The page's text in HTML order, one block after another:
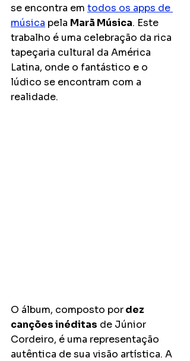
se encontra em todos os apps de
música pela Marã Música. Este
trabalho é uma celebração da rica
tapeçaria cultural da América
Latina, onde o fantástico e o
lúdico se encontram com a
realidade.
O álbum, composto por dez
canções inéditas de Júnior
Cordeiro, é uma representação
autêntica de sua visão artística. A